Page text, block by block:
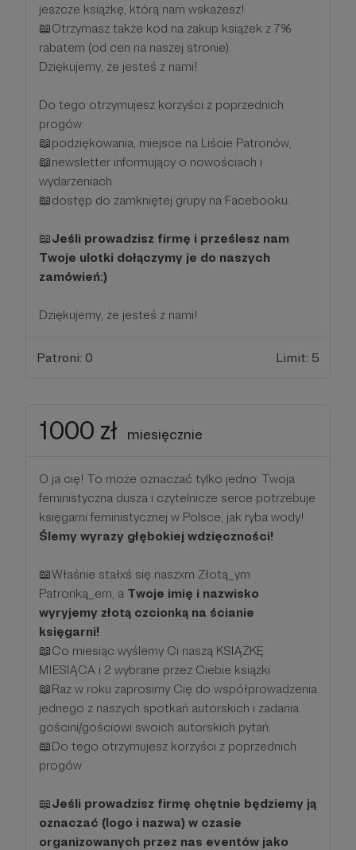
jeszcze książkę, którą nam wskażesz!
📖Otrzymasz także kod na zakup książek z 7%
rabatem (od cen na naszej stronie).
Dziękujemy, że jesteś z nami!
Do tego otrzymujesz korzyści z poprzednich
progów:
📖podziękowania, miejsce na Liście Patronów,
📖newsletter informujący o nowościach i
wydarzeniach
📖dostęp do zamkniętej grupy na Facebooku.
📖Jeśli prowadzisz firmę i prześlesz nam
Twoje ulotki dołączymy je do naszych
zamówień:)
Dziękujemy, że jesteś z nami!
Patroni: 0 Limit: 5
1000 zł miesięcznie
O ja cię! To może oznaczać tylko jedno: Twoja
feministyczna dusza i czytelnicze serce potrzebuje
księgarni feministycznej w Polsce, jak ryba wody!
Ślemy wyrazy głębokiej wdzięczności!
📖Właśnie stałxś się naszxm Złotą_ym
Patronką_em, a Twoje imię i nazwisko
wyryjemy złotą czcionką na ścianie
księgarni!
📖Co miesiąc wyślemy Ci naszą KSIĄŻKĘ
MIESIĄCA i 2 wybrane przez Ciebie książki
📖Raz w roku zaprosimy Cię do współprowadzenia
jednego z naszych spotkań autorskich i zadania
gościni/gościowi swoich autorskich pytań.
📖Do tego otrzymujesz korzyści z poprzednich
progów
📖Jeśli prowadzisz firmę chętnie będziemy ją
oznaczać (logo i nazwa) w czasie
organizowanych przez nas eventów jako